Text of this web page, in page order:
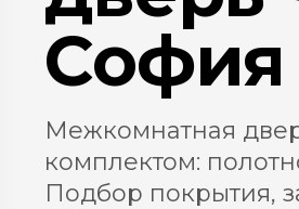
София
Межкомнатная
комплектом:
Подбор покрытия,